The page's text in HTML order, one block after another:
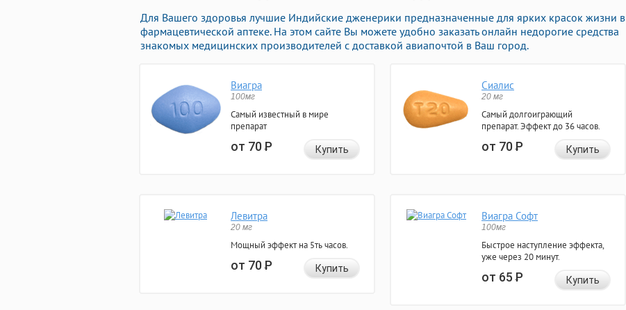
Для Вашего здоровья лучшие Индийские дженерики предназначенные для ярких красок жизни в
фармацевтической аптеке. На этом сайте Вы можете удобно заказать онлайн недорогие средства
знакомых медицинских производителей с доставкой авиапочтой в Ваш город.
Виагра
100мг
Самый известный в мире
препарат
от 70Р Купить
Сиалис
20 мг
Самый долгоиграющий
препарат. Эффект до 36 часов.
от 70Р Купить
Левитра
20 мг
Мощный эффект на 5ть часов.
от 70Р Купить
Виагра Софт
100мг
Быстрое наступление эффекта,
уже через 20 минут.
от 65Р Купить